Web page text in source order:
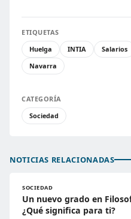
ETIQUETAS
Huelga
INTIA Salarios
Navarra
CATEGORÍA
Sociedad
NOTICIAS RELACIONADAS
SOCIEDAD
Un nuevo grado en
¿Qué significa para ti?